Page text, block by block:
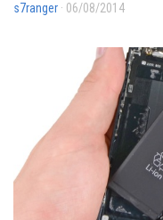
s7ranger · 06/08/2014